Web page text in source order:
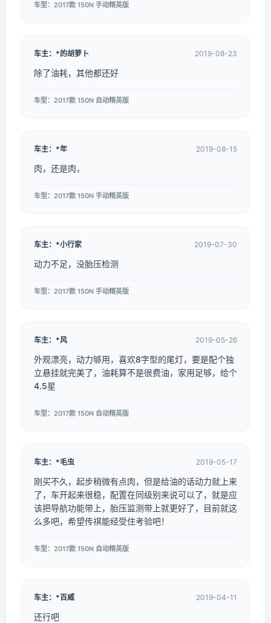
车型：2017款 150N 手动精英版
车主：*的胡萝卜 2019-08-23
除了油耗，其他都还好
车型：2017款 150N 自动精英版
车主：*年 2019-08-15
肉，还是肉，
车型：2017款 150N 手动精英版
车主：*小行家 2019-07-30
动力不足，没胎压检测
车型：2017款 150N 手动精英版
车主：*风 2019-05-26
外观漂亮，动力够用，喜欢8字型的尾灯，要是配个独
立悬挂就完美了，油耗算不是很费油，家用足够，给个
4.5星
车型：2017款 150N 自动精英版
车主：*毛虫 2019-05-17
刚买不久，起步稍微有点肉，但是给油的话动力就上来
了，车开起来很稳，配置在同级别来说可以了，就是应
该把导航功能带上，胎压监测带上就更好了，目前就这
么多吧，希望传祺能经受住考验吧！
车型：2017款 150N 自动精英版
车主：*百威 2019-04-11
还行吧